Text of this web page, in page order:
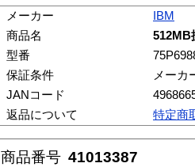
メーカー
IBM
商品名
512MB
型番
保証条件
メーカ
JANコード
返品について
特定商
商品番号 41013387